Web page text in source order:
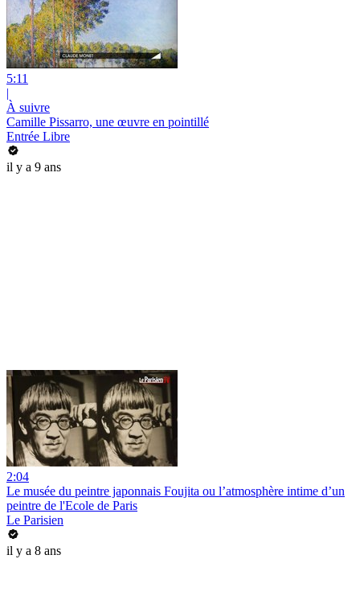
5:11
|
À suivre
Camille Pissarro, une œuvre en pointillé
Entrée Libre
il y a 9 ans
2:04
Le musée du peintre japonnais Foujita ou l’atmosphère intime d’un
peintre de l'Ecole de Paris
Le Parisien
il y a 8 ans